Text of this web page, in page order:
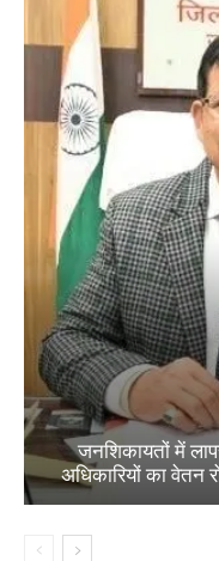
जनशिकायतों में
अधिकारियों का वेतन